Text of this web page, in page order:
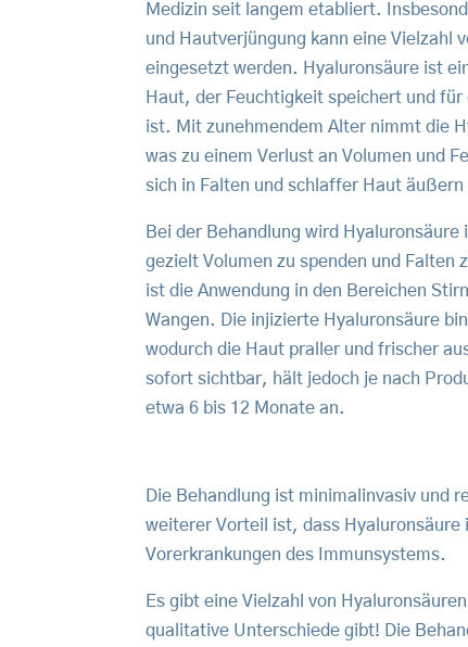
Medizin seit langem etabliert.
und Hautverjüngung kann eine Vielzahl
eingesetzt werden. Hyaluronsäure ist
Haut, der Feuchtigkeit speichert und
ist. Mit zunehmendem Alter nimmt die
was zu einem Verlust an Volumen und
sich in Falten und schlaffer Haut äußern
Bei der Behandlung wird
gezielt Volumen zu spenden und Falten
ist die Anwendung in den Bereichen
Wangen. Die injizierte Hyaluronsäure
wodurch die Haut praller und frischer
sofort sichtbar, hält jedoch je nach
etwa 6 bis 12 Monate an.
Die Behandlung ist minimalinvasiv und
weiterer Vorteil ist, dass
Vorerkrankungen des Immunsystems.
Es gibt eine Vielzahl von
qualitative Unterschiede gibt! Die